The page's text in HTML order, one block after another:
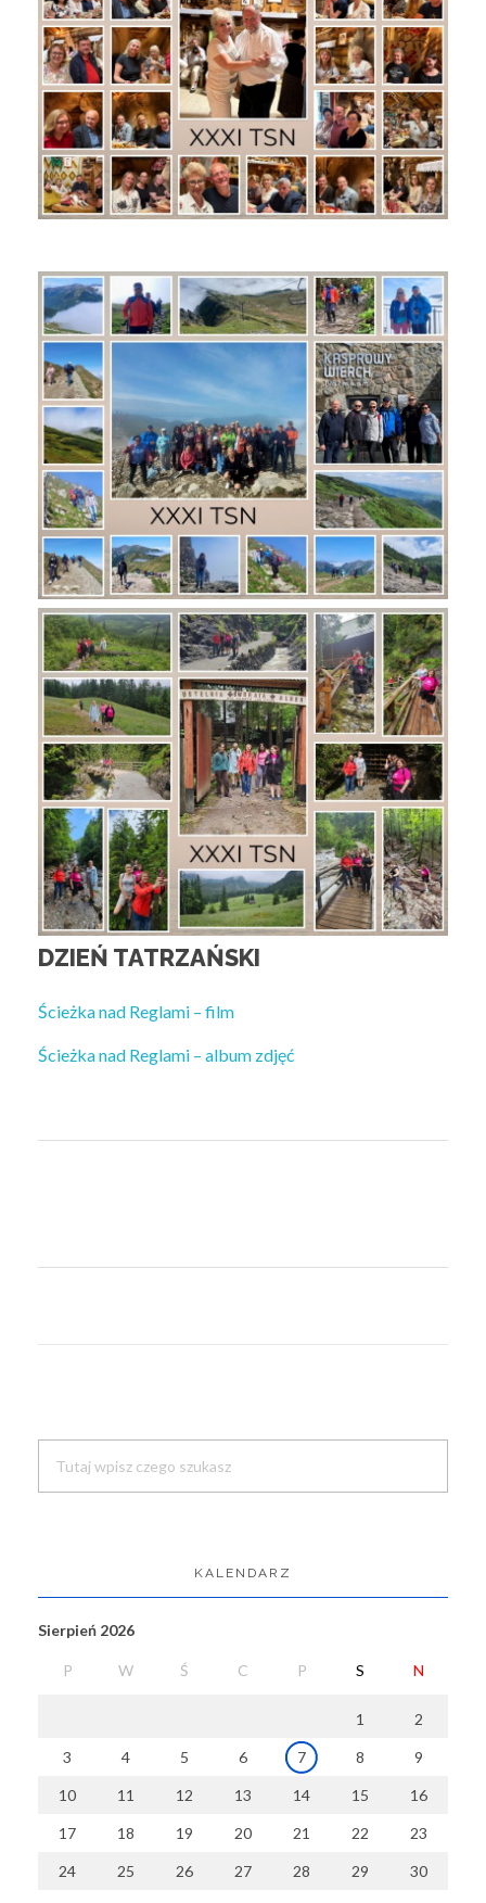
DZIEŃ TATRZAŃSKI
Ścieżka nad Reglami – film
Ścieżka nad Reglami – album zdjęć
KALENDARZ
Sierpień 2026
P W Ś C P S N
1 2
3 4 5 6 7 8 9
10 11 12 13 14 15 16
17 18 19 20 21 22 23
24 25 26 27 28 29 30